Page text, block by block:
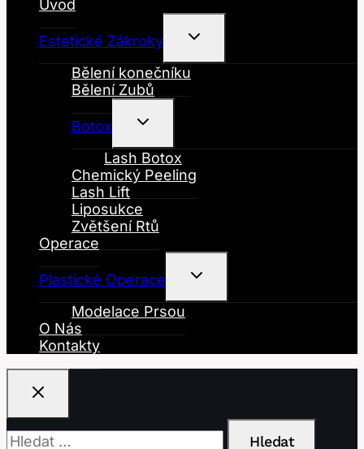
Úvod
Estetické Zákroky
Toggle
Menu
Bělení konečníku
Bělení Zubů
Botox
Toggle
Menu
Lash Botox
Chemický Peeling
Lash Lift
Liposukce
Zvětšení Rtů
Operace
Plastické Operace
Toggle
Menu
Modelace Prsou
O Nás
Kontakty
Vyhledávání